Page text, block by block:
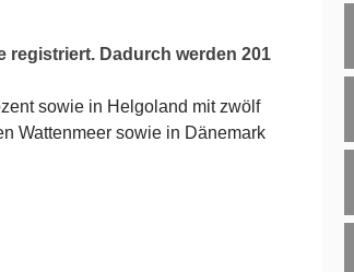
registriert. Dadurch werden 201
sowie in Helgoland mit zwölf
Wattenmeer sowie in Dänemark